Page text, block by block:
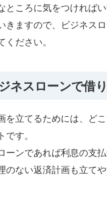
ところに気をつければ
きますので、ビジネス
ださい。
ネスローンで借
を立てるためには、ど
す。
ーンであれば利息の支
のない返済計画も立て